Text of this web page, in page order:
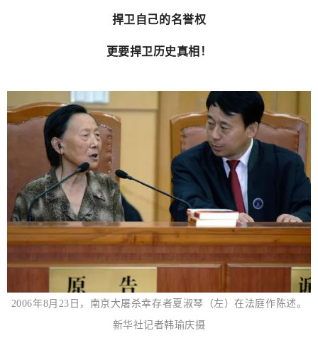
捍卫自己的名誉权
更要捍卫历史真相！
2006年8月23日，南京大屠杀幸存者夏淑琴（左）在法庭作陈述。
新华社记者韩瑜庆摄